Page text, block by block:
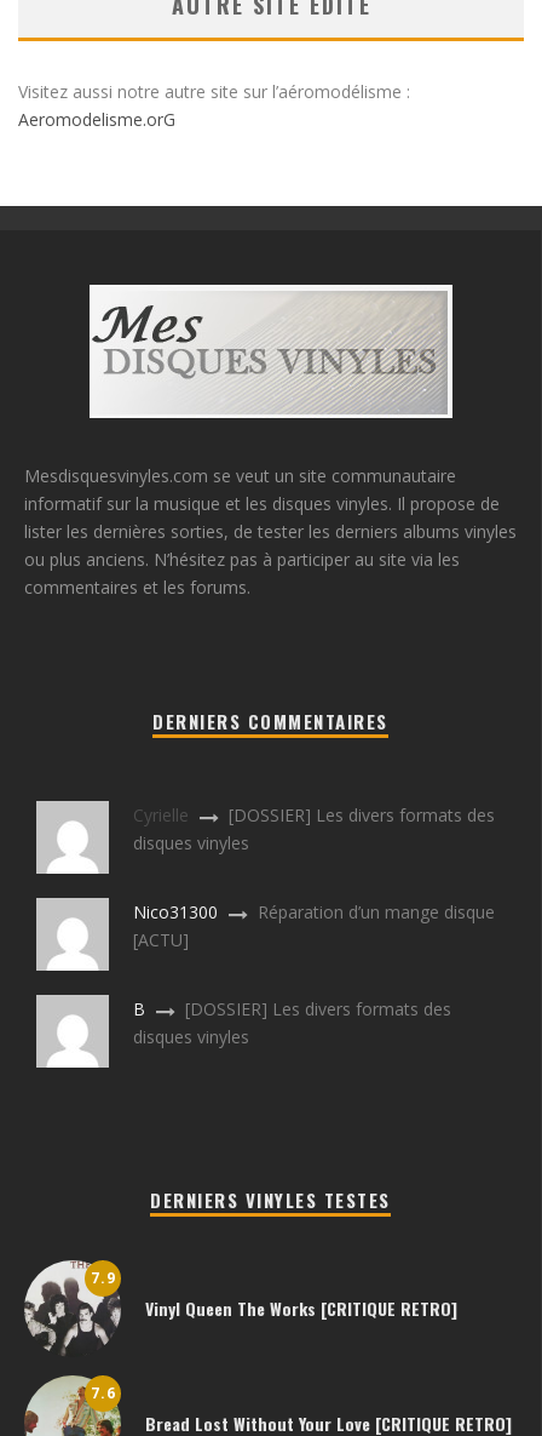
Visitez aussi notre autre site sur l’aéromodélisme :
Aeromodelisme.orG
Mesdisquesvinyles.com se veut un site communautaire
informatif sur la musique et les disques vinyles. Il propose de
lister les dernières sorties, de tester les derniers albums vinyles
ou plus anciens. N’hésitez pas à participer au site via les
commentaires et les forums.
DERNIERS COMMENTAIRES
Cyrielle
[DOSSIER] Les divers formats des
disques vinyles
Nico31300
Réparation d’un mange disque
[ACTU]
B
[DOSSIER] Les divers formats des
disques vinyles
DERNIERS VINYLES TESTES
7.9
Vinyl Queen The Works [CRITIQUE RETRO]
7.6
Bread Lost Without Your Love [CRITIQUE RETRO]